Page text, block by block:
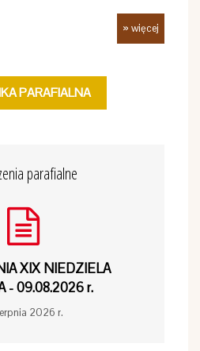
» więcej
PARAFIALNA
parafialne
XIX NIEDZIELA
- 09.08.2026 r.
2026 r.